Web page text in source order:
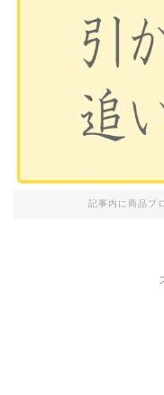
記事内に商品プ